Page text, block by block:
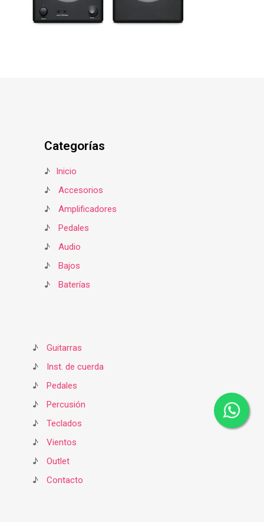
Categorías
♪
Inicio
♪
Accesorios
♪
Amplificadores
♪
Pedales
♪
Audio
♪
Bajos
♪
Baterías
♪
Guitarras
♪
Inst. de cuerda
♪
Pedales
♪
Percusión
♪
Teclados
♪
Vientos
♪
Outlet
♪
Contacto